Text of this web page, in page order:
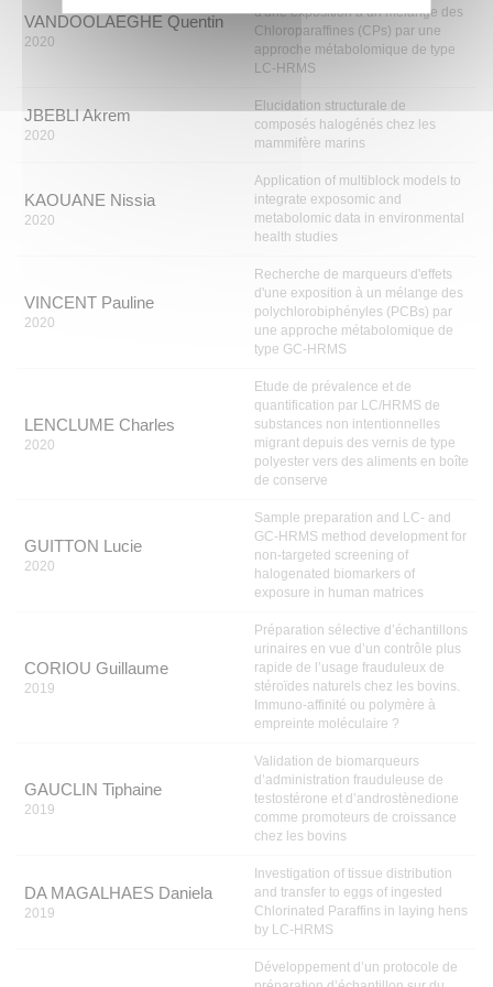
VANDOOLAEGHE Quentin
2020
d'une exposition à un mélange des
Chloroparaffines (CPs) par une
approche métabolomique de type
LC-HRMS
JBEBLI Akrem
2020
Elucidation structurale de
composés halogénés chez les
mammifère marins
KAOUANE Nissia
2020
Application of multiblock models to
integrate exposomic and
metabolomic data in environmental
health studies
VINCENT Pauline
2020
Recherche de marqueurs d'effets
d'une exposition à un mélange des
polychlorobiphényles (PCBs) par
une approche métabolomique de
type GC-HRMS
LENCLUME Charles
2020
Etude de prévalence et de
quantification par LC/HRMS de
substances non intentionnelles
migrant depuis des vernis de type
polyester vers des aliments en boîte
de conserve
GUITTON Lucie
2020
Sample preparation and LC- and
GC-HRMS method development for
non-targeted screening of
halogenated biomarkers of
exposure in human matrices
CORIOU Guillaume
2019
Préparation sélective d’échantillons
urinaires en vue d’un contrôle plus
rapide de l’usage frauduleux de
stéroïdes naturels chez les bovins.
Immuno-affinité ou polymère à
empreinte moléculaire ?
GAUCLIN Tiphaine
2019
Validation de biomarqueurs
d’administration frauduleuse de
testostérone et d’androstènedione
comme promoteurs de croissance
chez les bovins
DA MAGALHAES Daniela
2019
Investigation of tissue distribution
and transfer to eggs of ingested
Chlorinated Paraffins in laying hens
by LC-HRMS
Développement d’un protocole de